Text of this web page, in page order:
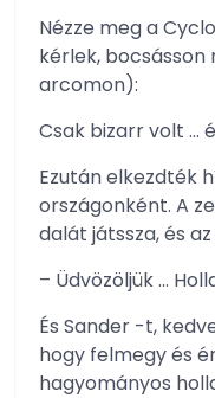
Nézze meg a
kérlek, bocsásson
arcomon):
Csak bizarr volt …
Ezután elkezdték
országonként. A
dalát játssza, és
– Üdvözöljük …
És Sander -t,
hogy felmegy és
hagyományos